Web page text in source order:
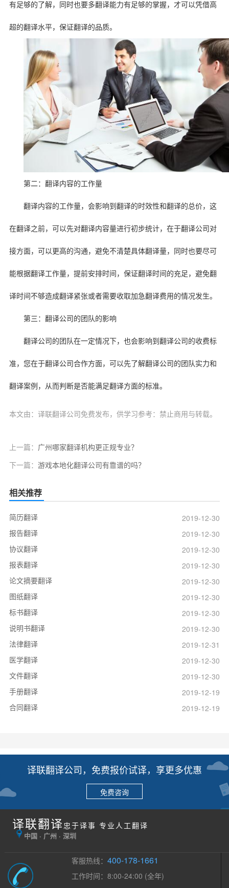
有足够的了解，同时也要多翻译能力有足够的掌握，才可以凭借高
超的翻译水平，保证翻译的品质。
第二：翻译内容的工作量
翻译内容的工作量，会影响到翻译的时效性和翻译的总价，这
在翻译之前，可以先对翻译内容量进行初步统计，在于翻译公司对
接方面，可以更高的沟通，避免不清楚具体翻译量，同时也要尽可
能根据翻译工作量，提前安排时间，保证翻译时间的充足，避免翻
译时间不够造成翻译紧张或者需要收取加急翻译费用的情况发生。
第三：翻译公司的团队的影响
翻译公司的团队在一定情况下，也会影响到翻译公司的收费标
准，您在于翻译公司合作方面，可以先了解翻译公司的团队实力和
翻译案例，从而判断是否能满足翻译方面的标准。
本文由：译联翻译公司免费发布，供学习参考：禁止商用与转载。
上一篇： 广州哪家翻译机构更正规专业？
下一篇： 游戏本地化翻译公司有靠谱的吗？
相关推荐
简历翻译
2019-12-30
报告翻译
2019-12-30
协议翻译
2019-12-30
报表翻译
2019-12-30
论文摘要翻译
2019-12-30
图纸翻译
2019-12-30
标书翻译
2019-12-30
说明书翻译
2019-12-30
法律翻译
2019-12-31
医学翻译
2019-12-30
文件翻译
2019-12-30
手册翻译
2019-12-19
合同翻译
2019-12-19
译联翻译公司，免费报价试译，享更多优惠
免费咨询
译联翻译 忠于译事 专业人工翻译
中国 · 广州 · 深圳
客服热线：400-178-1661
工作时间：8:00-24:00 (全年)